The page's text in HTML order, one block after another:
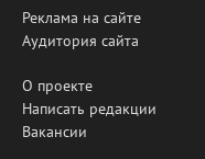
Реклама на сайте
Аудитория сайта
О проекте
Написать редакции
Вакансии